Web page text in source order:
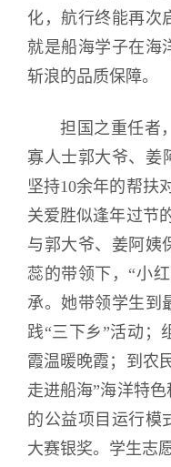
化，航行终能再次
就是船海学子在海
斩浪的品质保障。
担国之重任者
寡人士郭大爷、姜
坚持10余年的帮扶
关爱胜似逢年过节
与郭大爷、姜阿姨
蕊的带领下，“小
承。她带领学生到
践“三下乡”活动；
霞温暖晚霞；到农
走进船海”海洋特
的公益项目运行模
大赛银奖。学生志